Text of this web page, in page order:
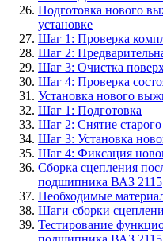
Подготовка нового
установке
Шаг 1: Проверка
Шаг 2:
Шаг 3: Очистка
Шаг 4: Проверка
Установка нового
Шаг 1: Подготовка
Шаг 2: Снятие
Шаг 3: Установка
Шаг 4: Фиксация
Сборка сцепления
подшипника ВАЗ 2115
Необходимые
Шаги сборки
Тестирование